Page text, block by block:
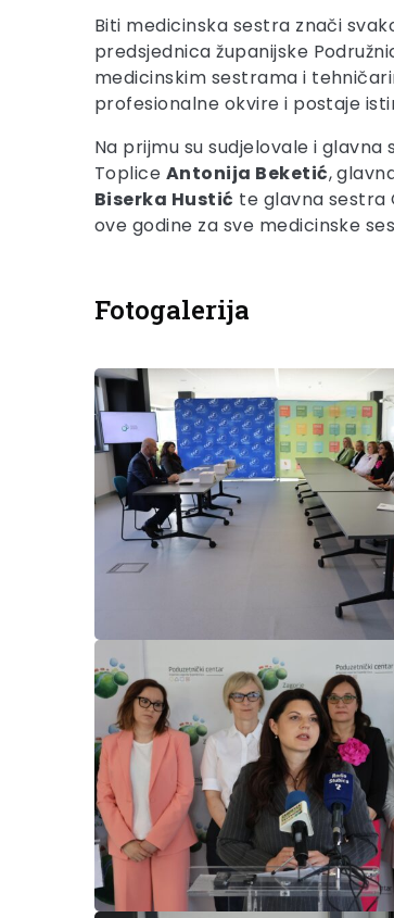
Biti medicinska sestra znači
predsjednica županijske
medicinskim sestrama i
profesionalne okvire i postaje
Na prijmu su sudjelovale i
Toplice Antonija Beketić,
Biserka Hustić te glavna sestra
ove godine za sve medicinske
Fotogalerija